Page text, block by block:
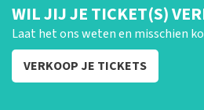
WIL JIJ JE TICKET(S)
Laat het ons weten en misschien
VERKOOP JE TICKETS